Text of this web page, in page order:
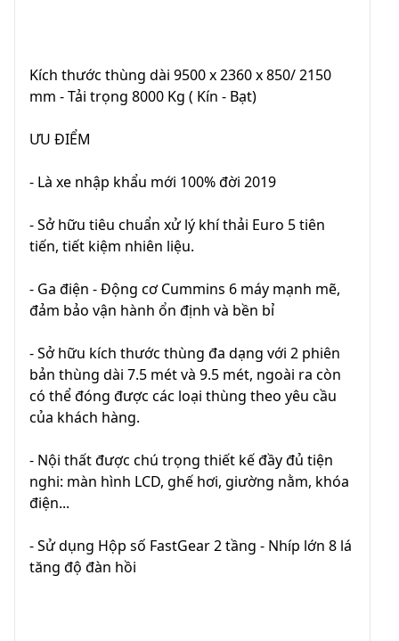
Kích thước thùng dài 9500 x 2360 x 850/ 2150
mm - Tải trọng 8000 Kg ( Kín - Bạt)
ƯU ĐIỂM
- Là xe nhập khẩu mới 100% đời 2019
- Sở hữu tiêu chuẩn xử lý khí thải Euro 5 tiên
tiến, tiết kiệm nhiên liệu.
- Ga điện - Động cơ Cummins 6 máy mạnh mẽ,
đảm bảo vận hành ổn định và bền bỉ
- Sở hữu kích thước thùng đa dạng với 2 phiên
bản thùng dài 7.5 mét và 9.5 mét, ngoài ra còn
có thể đóng được các loại thùng theo yêu cầu
của khách hàng.
- Nội thất được chú trọng thiết kế đầy đủ tiện
nghi: màn hình LCD, ghế hơi, giường nằm, khóa
điện...
- Sử dụng Hộp số FastGear 2 tầng - Nhíp lớn 8 lá
tăng độ đàn hồi